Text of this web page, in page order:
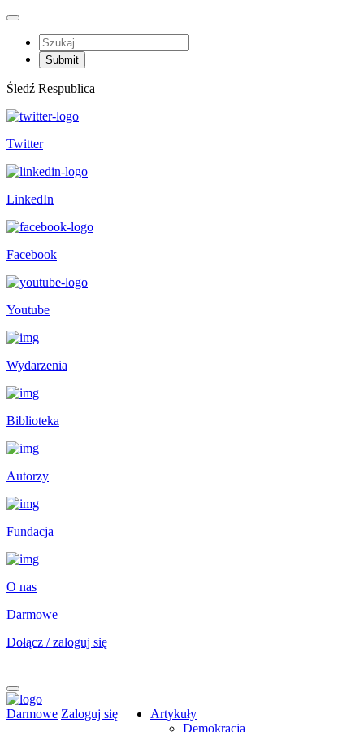
Śledź Respublica
Twitter
LinkedIn
Facebook
Youtube
Wydarzenia
Biblioteka
Autorzy
Fundacja
O nas
Darmowe
Dołącz / zaloguj się
Darmowe Zaloguj się
Artykuły
Demokracja